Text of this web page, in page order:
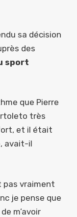
sa décision
des
sport
que Pierre
très
et il était
avait-il
pas vraiment
je pense que
m’avoir